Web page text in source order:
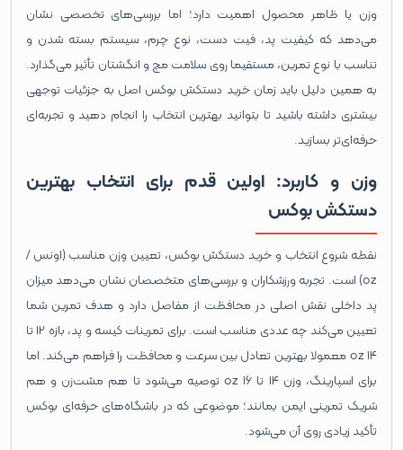
وزن یا ظاهر محصول اهمیت دارد؛ اما بررسی‌های تخصصی نشان
می‌دهد که کیفیت پد، فیت دست، نوع چرم، سیستم بسته‌ شدن و
تناسب با نوع تمرین، مستقیما روی سلامت مچ و انگشتان تأثیر می‌گذارد.
به همین دلیل باید زمان خرید دستکش بوکس اصل به جزئیات توجهی
بیشتری داشته باشید تا بتوانید بهترین انتخاب را انجام دهید و تجربه‌ای
حرفه‌ای‌تر بسازید.
وزن و کاربرد: اولین قدم برای انتخاب بهترین
دستکش بوکس
نقطه شروع انتخاب و خرید دستکش بوکس، تعیین وزن مناسب (اونس /
oz) است. تجربه ورزشکاران و بررسی‌های متخصصان نشان می‌دهد میزان
پد داخلی نقش اصلی در محافظت از مفاصل دارد و هدف تمرین شما
تعیین می‌کند چه عددی مناسب است. برای تمرینات کیسه و پد، بازه ۱۲ تا
۱۴ oz معمولا بهترین تعادل بین سرعت و محافظت را فراهم می‌کند. اما
برای اسپارینگ، وزن ۱۴ تا ۱۶ oz توصیه می‌شود تا هم مشت‌زن و هم
شریک تمرینی ایمن بمانند؛ موضوعی که در باشگاه‌های حرفه‌ای بوکس
تأکید زیادی روی آن می‌شود.